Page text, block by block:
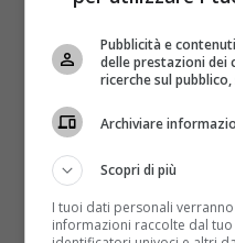
Pubblicità e
delle prestazioni dei
ricerche sul
Archiviare
Scopri di più
I tuoi dati personali
informazioni raccolte dal